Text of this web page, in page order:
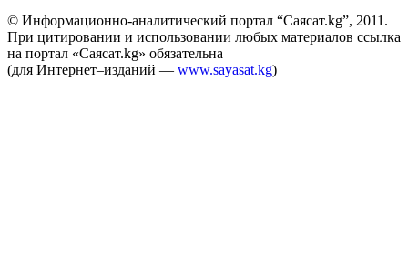
© Информационно-аналитический портал “Саясат.kg”, 2011.
При цитировании и использовании любых материалов ссылка
на портал «Саясат.kg» обязательна
(для Интернет–изданий — www.sayasat.kg)